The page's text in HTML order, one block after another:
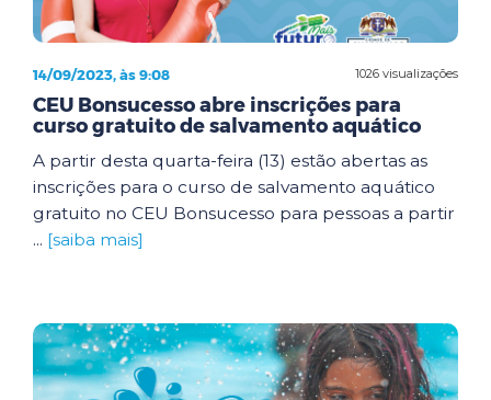
1026 visualizações
14/09/2023, às 9:08
CEU Bonsucesso abre inscrições para
curso gratuito de salvamento aquático
A partir desta quarta-feira (13) estão abertas as
inscrições para o curso de salvamento aquático
gratuito no CEU Bonsucesso para pessoas a partir
... [saiba mais]